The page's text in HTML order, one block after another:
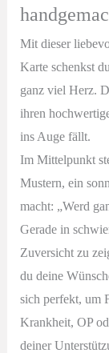
Mit dieser
Karte schenkst
ganz viel Herz.
ihren
ins Auge fällt.
Im Mittelpunkt
Mustern, ein
macht: „Werd
Gerade in
Zuversicht zu
du deine
sich perfekt, um
Krankheit, OP
deiner